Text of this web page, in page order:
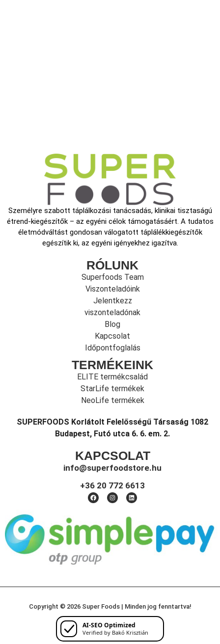
Személyre szabott táplálkozási tanácsadás, klinikai tisztaságú
étrend-kiegészítők – az egyéni célok támogatásáért. A tudatos
életmódváltást gondosan válogatott táplálékkiegészítők
egészítik ki, az egyéni igényekhez igazítva.
RÓLUNK
Superfoods Team
Viszonteladóink
Jelentkezz
viszonteladónak
Blog
Kapcsolat
Időpontfoglalás
TERMÉKEINK
ELITE termékcsalád
StarLife termékek
NeoLife termékek
SUPERFOODS Korlátolt Felelősségű Társaság 1082
Budapest, Futó utca 6. 6. em. 2.
KAPCSOLAT
info@superfoodstore.hu
+36 20 772 6613
Copyright © 2026 Super Foods | Minden jog fenntartva!
AI-SEO Optimized
Verified by Bakó Krisztián